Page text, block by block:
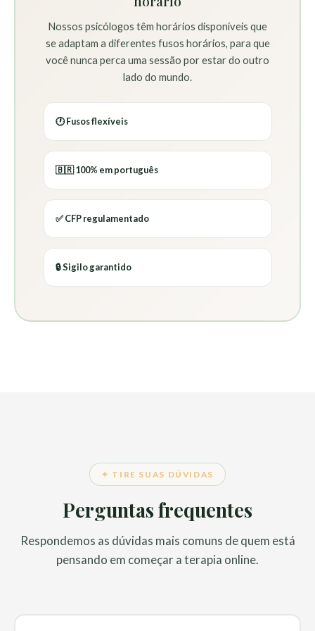
Nossos psicólogos têm horários disponíveis que
se adaptam a diferentes fusos horários, para que
você nunca perca uma sessão por estar do outro
lado do mundo.
🕐 Fusos flexíveis
🇧🇷 100% em português
✅ CFP regulamentado
🔒 Sigilo garantido
✦ TIRE SUAS DÚVIDAS
Perguntas frequentes
Respondemos as dúvidas mais comuns de quem está
pensando em começar a terapia online.